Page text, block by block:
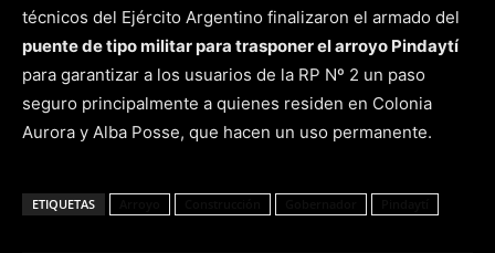
técnicos del Ejército Argentino finalizaron el armado del
puente de tipo militar para trasponer el arroyo Pindaytí
para garantizar a los usuarios de la RP Nº 2 un paso
seguro principalmente a quienes residen en Colonia
Aurora y Alba Posse, que hacen un uso permanente.
ETIQUETAS